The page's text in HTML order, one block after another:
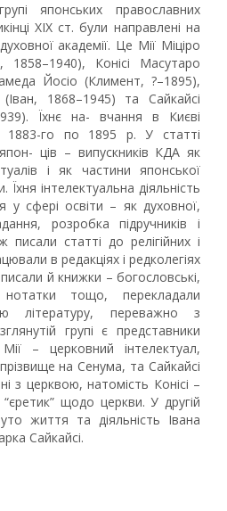
японських православних
ХІХ ст. були направлені на
академії. Це Мії Міціро
Конісі Масутаро
Йосіо (Климент, ?–1895),
1868–1945) та Сайкайсі
Їхнє на- вчання в Києві
1883-го по 1895 р. У статті
ців – випускників КДА як
і як частини японської
Їхня інтелектуальна діяльність
у сфері освіти – як духовної,
розробка підручників і
писали статті до релігійних і
в редакціях і редколегіях
й книжки – богословські,
тощо, перекладали
літературу, переважно з
групі є представники
– церковний інтелектуал,
на Сенума, та Сайкайсі
з церквою, натомість Конісі –
“єретик” щодо церкви. У другій
життя та діяльність Івана
Сайкайсі.